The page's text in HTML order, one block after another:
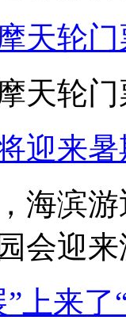
天轮
天轮
迎来
海滨
会迎
上来了